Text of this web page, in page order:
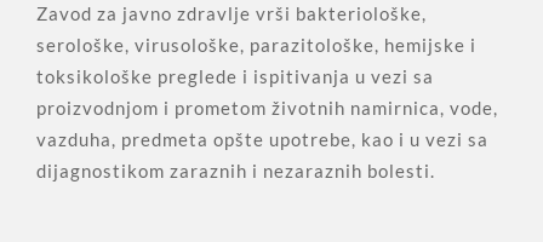
Zavod za javno zdravlje vrši bakteriološke,
serološke, virusološke, parazitološke, hemijske i
toksikološke preglede i ispitivanja u vezi sa
proizvodnjom i prometom životnih namirnica, vode,
vazduha, predmeta opšte upotrebe, kao i u vezi sa
dijagnostikom zaraznih i nezaraznih bolesti.